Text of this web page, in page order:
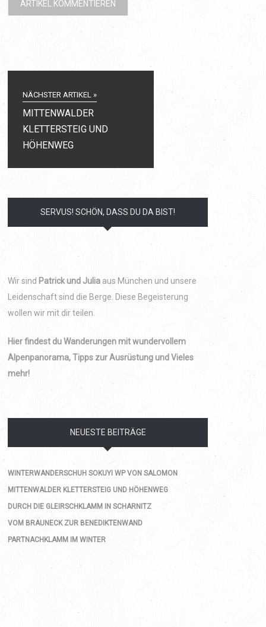
NÄCHSTER ARTIKEL »
MITTENWALDER
KLETTERSTEIG UND
HÖHENWEG
SERVUS! SCHÖN, DASS DU DA BIST!
Wir sind Patrick und Julia aus München und unsere
Leidenschaft sind die Berge. Diese Begeisterung
wollen wir mit dir teilen.
Hier findest du Wanderungen mit wundervollem
Alpenpanorama, Tipps zur Ausrüstung und Vieles
mehr!
NEUESTE BEITRÄGE
WINTERWANDERSCHUH SOKUYI WP VON SALOMON
MITTENWALDER KLETTERSTEIG UND HÖHENWEG
DURCH DIE GLEIRSCHKLAMM IN SCHARNITZ
VOM BRAUNECK ZUR BENEDIKTENWAND
PARTNACHKLAMM IM WINTER